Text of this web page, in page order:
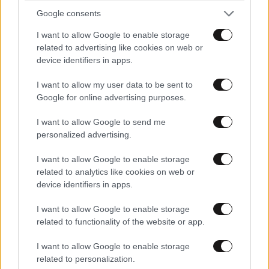
Google consents
I want to allow Google to enable storage
related to advertising like cookies on web or
device identifiers in apps.
I want to allow my user data to be sent to
Google for online advertising purposes.
I want to allow Google to send me
personalized advertising.
I want to allow Google to enable storage
related to analytics like cookies on web or
device identifiers in apps.
I want to allow Google to enable storage
related to functionality of the website or app.
I want to allow Google to enable storage
related to personalization.
Διαβάστε και ακολουθήστε τους κανόνες σχολιασμού
ΠΡΟΣΘΗΚΗ
02·09·2015 19:14
απο τη μια οι ελληνιδες μητερες-εργαζουμενες